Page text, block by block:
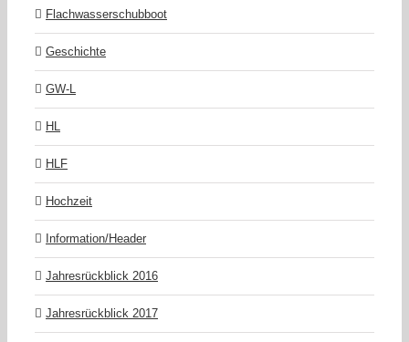
Flachwasserschubboot
Geschichte
GW-L
HL
HLF
Hochzeit
Information/Header
Jahresrückblick 2016
Jahresrückblick 2017